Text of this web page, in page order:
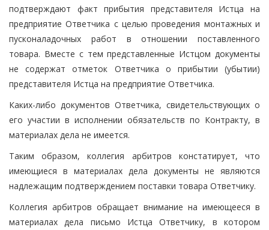
подтверждают факт прибытия представителя Истца на
предприятие Ответчика с целью проведения монтажных и
пусконаладочных работ в отношении поставленного
товара. Вместе с тем представленные Истцом документы
не содержат отметок Ответчика о прибытии (убытии)
представителя Истца на предприятие Ответчика.
Каких-либо документов Ответчика, свидетельствующих о
его участии в исполнении обязательств по Контракту, в
материалах дела не имеется.
Таким образом, коллегия арбитров констатирует, что
имеющиеся в материалах дела документы не являются
надлежащим подтверждением поставки товара Ответчику.
Коллегия арбитров обращает внимание на имеющееся в
материалах дела письмо Истца Ответчику, в котором